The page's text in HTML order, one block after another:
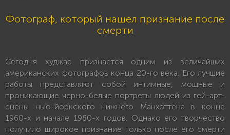
Фотограф, который нашел признание после
смерти
Сегодня худжар признается одним из величайших
американских фотографов конца 20-го века. Его лучшие
работы представляют собой интимные, мощные и
проникающие черно-белые портреты людей из гей-арт-
сцены нью-йоркского нижнего Манхэттена в конце
1960-х и начале 1980-х годов. Однако его творчество
получило широкое признание только после его смерти